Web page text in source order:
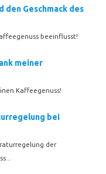
den Geschmack des
beeinflusst!
meiner
Kaffeegenuss!
bei
der